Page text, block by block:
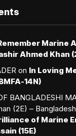
Marine
Ahmed Khan
on In Loving
14N)
BANGLADESHI
(2E) –
of Marine
(15E)